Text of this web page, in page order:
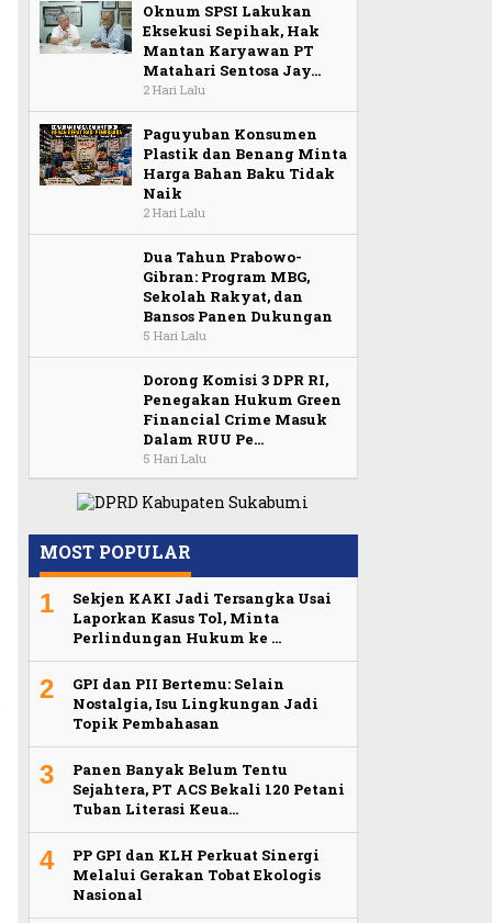
Oknum SPSI Lakukan
Eksekusi Sepihak, Hak
Mantan Karyawan PT
Matahari Sentosa Jay…
2 Hari Lalu
Paguyuban Konsumen
Plastik dan Benang Minta
Harga Bahan Baku Tidak
Naik
2 Hari Lalu
Dua Tahun Prabowo-
Gibran: Program MBG,
Sekolah Rakyat, dan
Bansos Panen Dukungan
5 Hari Lalu
Dorong Komisi 3 DPR RI,
Penegakan Hukum Green
Financial Crime Masuk
Dalam RUU Pe…
5 Hari Lalu
MOST POPULAR
1
Sekjen KAKI Jadi Tersangka Usai
Laporkan Kasus Tol, Minta
Perlindungan Hukum ke …
2
GPI dan PII Bertemu: Selain
Nostalgia, Isu Lingkungan Jadi
Topik Pembahasan
3
Panen Banyak Belum Tentu
Sejahtera, PT ACS Bekali 120 Petani
Tuban Literasi Keua…
4
PP GPI dan KLH Perkuat Sinergi
Melalui Gerakan Tobat Ekologis
Nasional